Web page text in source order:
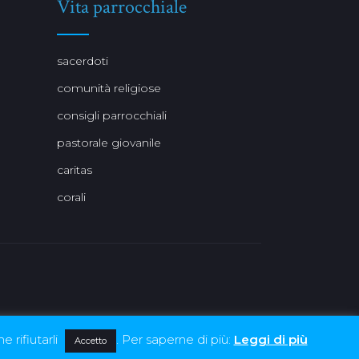
Vita parrocchiale
sacerdoti
comunità religiose
consigli parrocchiali
pastorale giovanile
caritas
corali
rifiutarli Accetto . Per saperne di più: Leggi di più